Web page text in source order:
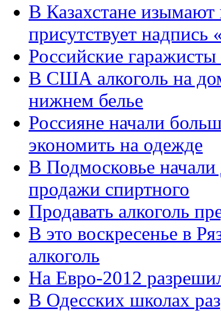
В Казахстане изымают
присутствует надпись
Российские
В США алкоголь на
нижнем белье
Россияне начали
экономить на одежде
В Подмосковье начали
продажи спиртного
Продавать алкоголь
В это воскресенье в
алкоголь
На Евро-2012
В Одесских школах